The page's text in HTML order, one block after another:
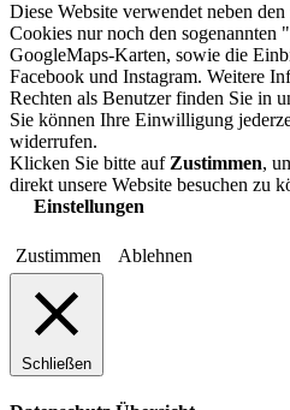
Diese Website verwendet neben
Cookies nur noch den sogenannten
GoogleMaps-Karten, sowie die
Facebook und Instagram. Weitere
Rechten als Benutzer finden Sie in
Sie können Ihre Einwilligung
widerrufen.
Klicken Sie bitte auf Zustimmen,
direkt unsere Website besuchen zu
Einstellungen
Zustimmen Ablehnen
Schließen